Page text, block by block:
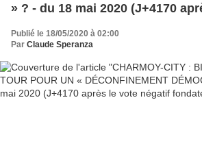
» ? - du 18 mai 2020 (J+4170
Publié le 18/05/2020 à 02:00
Par Claude Speranza